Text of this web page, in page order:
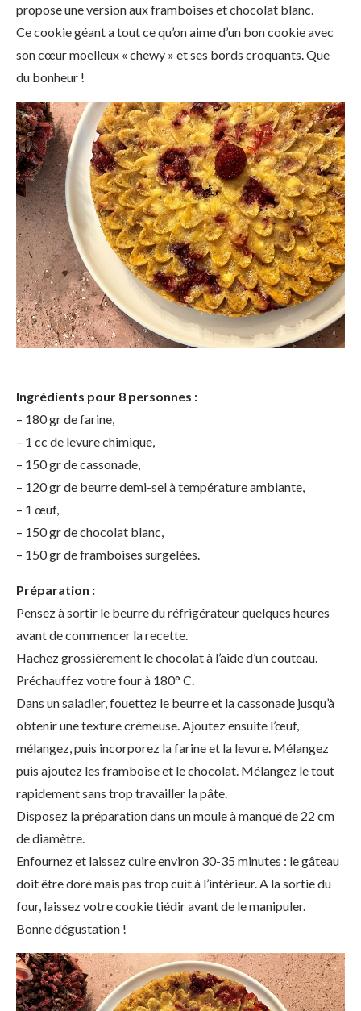
propose une version aux framboises et chocolat blanc.
Ce cookie géant a tout ce qu’on aime d’un bon cookie avec
son cœur moelleux « chewy » et ses bords croquants. Que
du bonheur !
Ingrédients pour 8 personnes :
– 180 gr de farine,
– 1 cc de levure chimique,
– 150 gr de cassonade,
– 120 gr de beurre demi-sel à température ambiante,
– 1 œuf,
– 150 gr de chocolat blanc,
– 150 gr de framboises surgelées.
Préparation :
Pensez à sortir le beurre du réfrigérateur quelques heures
avant de commencer la recette.
Hachez grossièrement le chocolat à l’aide d’un couteau.
Préchauffez votre four à 180° C.
Dans un saladier, fouettez le beurre et la cassonade jusqu’à
obtenir une texture crémeuse. Ajoutez ensuite l’œuf,
mélangez, puis incorporez la farine et la levure. Mélangez
puis ajoutez les framboise et le chocolat. Mélangez le tout
rapidement sans trop travailler la pâte.
Disposez la préparation dans un moule à manqué de 22 cm
de diamètre.
Enfournez et laissez cuire environ 30-35 minutes : le gâteau
doit être doré mais pas trop cuit à l’intérieur. A la sortie du
four, laissez votre cookie tiédir avant de le manipuler.
Bonne dégustation !